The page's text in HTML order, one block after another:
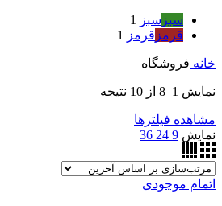
سبز سبز
1
قرمز قرمز 1
خانه فروشگاه
نمایش 1–8 از 10 نتیجه
مشاهده فیلترها
نمایش 9
24
36
اتمام موجودی